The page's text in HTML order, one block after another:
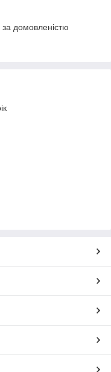
домовленістю